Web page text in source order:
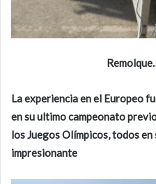
La experiencia en el Europeo
en su ultimo campeonato
los Juegos Olímpicos, todos
impresionante